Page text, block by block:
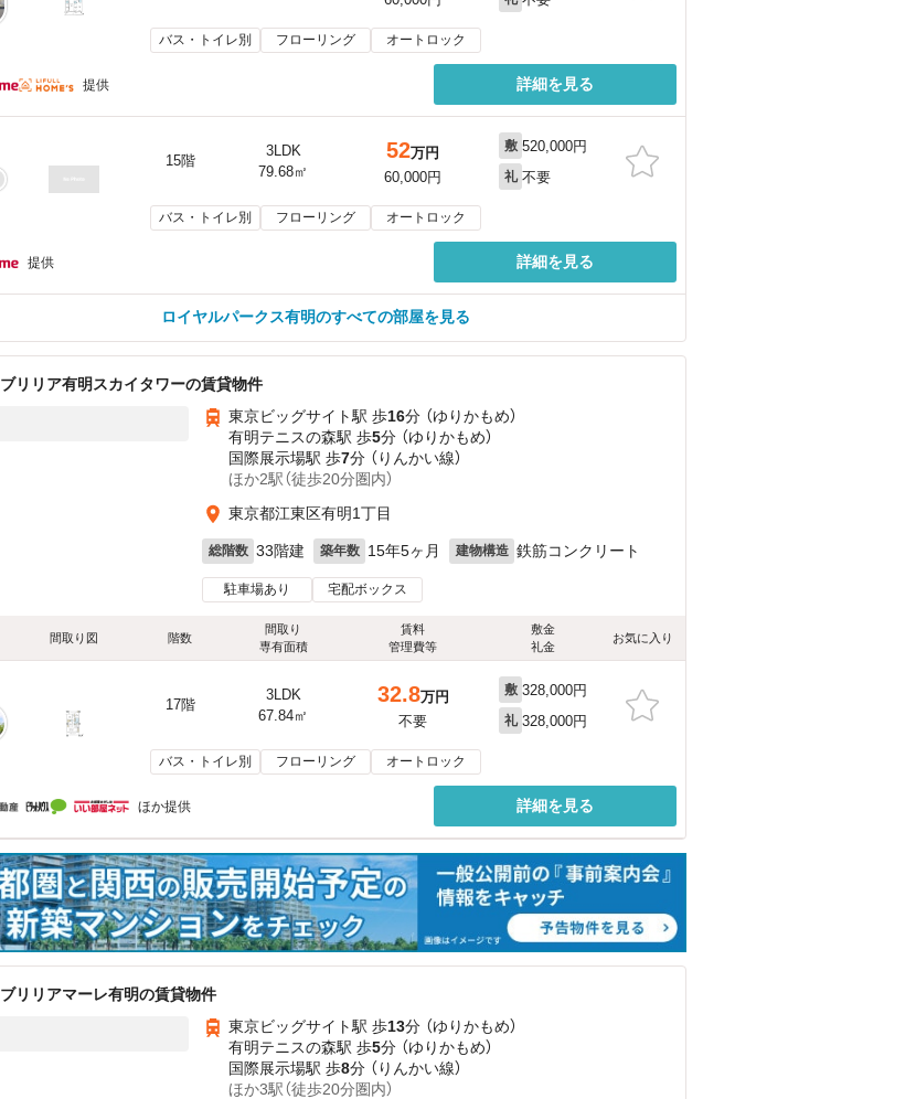
バス・トイレ別 フローリング オートロック
提供 詳細を見る
15階
3LDK
79.68㎡
52万円
60,000円
敷 520,000円
礼 不要
バス・トイレ別 フローリング オートロック
提供 詳細を見る
ロイヤルパークス有明のすべての部屋を見る
ブリリア有明スカイタワーの賃貸物件
東京ビッグサイト駅 歩16分 （ゆりかもめ）
有明テニスの森駅 歩5分 （ゆりかもめ）
国際展示場駅 歩7分 （りんかい線）
ほか2駅（徒歩20分圏内）
東京都江東区有明1丁目
総階数 33階建 築年数 15年5ヶ月 建物構造 鉄筋コンクリート
駐車場あり 宅配ボックス
間取り図 階数
間取り
専有面積
賃料
管理費等
敷金
礼金
お気に入り
17階
3LDK
67.84㎡
32.8万円
不要
敷 328,000円
礼 328,000円
バス・トイレ別 フローリング オートロック
ほか提供 詳細を見る
ブリリアマーレ有明の賃貸物件
東京ビッグサイト駅 歩13分 （ゆりかもめ）
有明テニスの森駅 歩5分 （ゆりかもめ）
国際展示場駅 歩8分 （りんかい線）
ほか3駅（徒歩20分圏内）